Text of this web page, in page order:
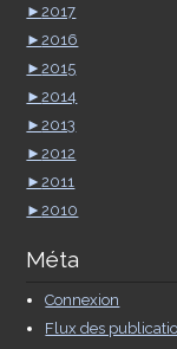
►2017
►2016
►2015
►2014
►2013
►2012
►2011
►2010
Méta
Connexion
Flux des